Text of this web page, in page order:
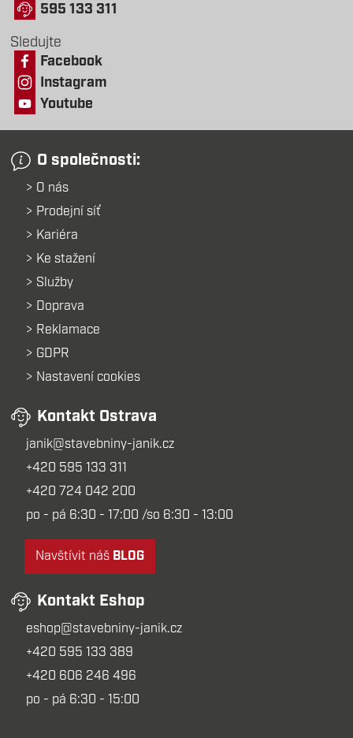
595 133 311
Sledujte
Facebook
Instagram
Youtube
O společnosti:
O nás
Prodejní síť
Kariéra
Ke stažení
Služby
Doprava
Reklamace
GDPR
Nastavení cookies
Kontakt Ostrava
janik@stavebniny-janik.cz
+420 595 133 311
+420 724 042 200
po - pá 6:30 - 17:00 /so 6:30 - 13:00
Navštívit náš BLOG
Kontakt Eshop
eshop@stavebniny-janik.cz
+420 595 133 389
+420 606 246 496
po - pá 6:30 - 15:00